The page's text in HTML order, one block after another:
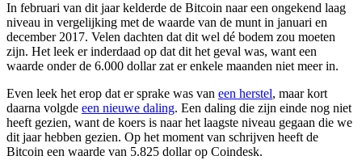
In februari van dit jaar kelderde de Bitcoin naar een ongekend laag
niveau in vergelijking met de waarde van de munt in januari en
december 2017. Velen dachten dat dit wel dé bodem zou moeten
zijn. Het leek er inderdaad op dat dit het geval was, want een
waarde onder de 6.000 dollar zat er enkele maanden niet meer in.
Even leek het erop dat er sprake was van een herstel, maar kort
daarna volgde een nieuwe daling. Een daling die zijn einde nog niet
heeft gezien, want de koers is naar het laagste niveau gegaan die we
dit jaar hebben gezien. Op het moment van schrijven heeft de
Bitcoin een waarde van 5.825 dollar op Coindesk.